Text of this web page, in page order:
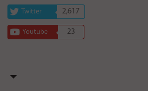
Twitter 2,617
Youtube 23